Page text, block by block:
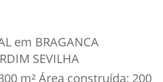
em BRAGANCA
SEVILHA
m² Área construída: 200